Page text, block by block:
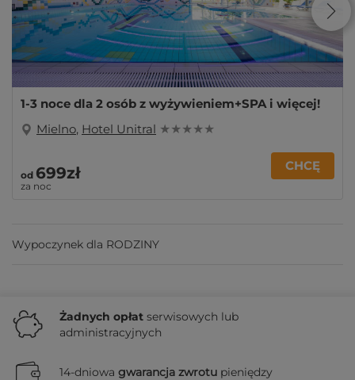
1-3 noce dla 2 osób z wyżywieniem+SPA i więcej!
Mielno, Hotel Unitral ★ ★ ★ ★ ★
od 699zł
za noc
CHCĘ
Wypoczynek dla RODZINY
Żadnych opłat serwisowych lub
administracyjnych
14-dniowa gwarancja zwrotu pieniędzy